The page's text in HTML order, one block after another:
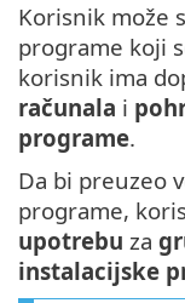
Korisnik može
programe koji
korisnik ima
računala i
programe.
Da bi preuzeo
programe,
upotrebu za
instalacijske